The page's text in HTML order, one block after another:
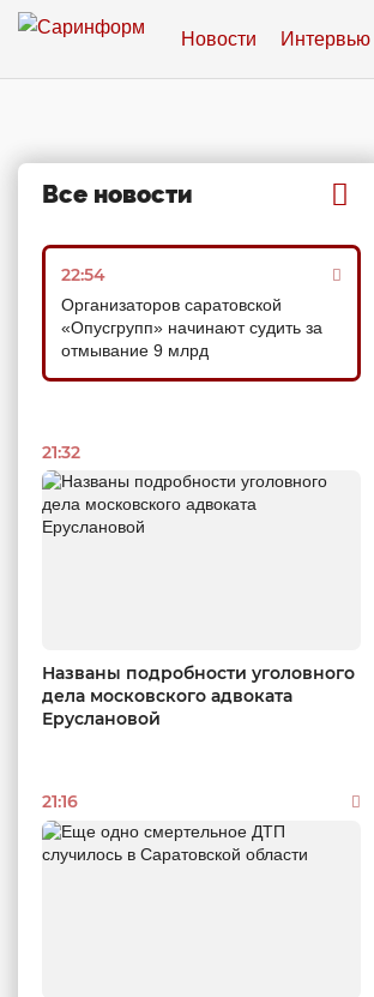
Новости Интервью
Все новости
22:54
Организаторов саратовской
«Опусгрупп» начинают судить за
отмывание 9 млрд
21:32
Названы подробности уголовного
дела московского адвоката
Еруслановой
21:16